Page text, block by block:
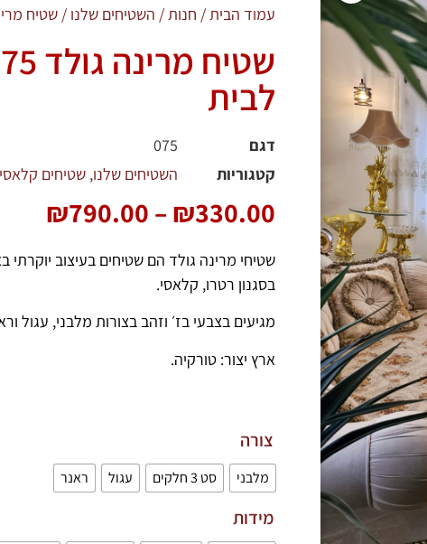
עמוד הבית/ חנות/ השטיחים שלנו / שטיח מרינה גולד 075 בז'
לבית
דגם
075
קטגוריות
השטיחים שלנו, שטיחים
₪330.00
–
₪790.00
שטיחי מרינה גולד הם שטיחים בעיצוב
בסגנון רטרו, קלאסי.
מגיעים בצבעי בז׳ וזהב בצורות מלבני, עגול
ארץ יצור: טורקיה.
צורה
מלבני סט 3 חלקים עגול ראנר
מידות